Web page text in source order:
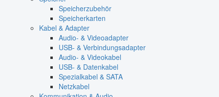
Speicherzubehör
Speicherkarten
Kabel & Adapter
Audio- & Videoadapter
USB- & Verbindungsadapter
Audio- & Videokabel
USB- & Datenkabel
Spezialkabel & SATA
Netzkabel